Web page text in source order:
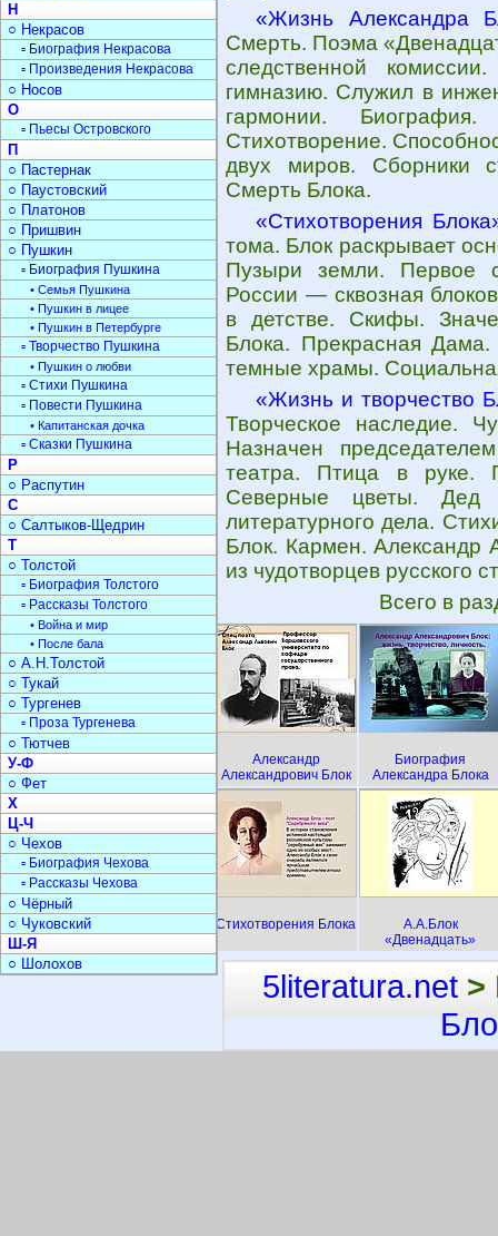
«Жизнь Александра
Смерть. Поэма
следственной
гимназию. Служил в
гармонии.
Стихотворение.
двух миров. Сборники
Смерть Блока.
«Стихотворения
тома. Блок раскрывает
Пузыри земли. Первое
России — сквозная
в детстве. Скифы.
Блока. Прекрасная
темные храмы.
«Жизнь и творчество
Творческое наследие.
Назначен
театра. Птица в руке.
Северные цветы. Дед
литературного дела.
Блок. Кармен. Александр
из чудотворцев русского
Всего в
Александр
Александрович Блок
Биография
Александра Блока
Стихотворения Блока
А.А.Блок
«Двенадцать»
Н
○ Некрасов
▫ Биография Некрасова
▫ Произведения Некрасова
○ Носов
О
▫ Пьесы Островского
П
○ Пастернак
○ Паустовский
○ Платонов
○ Пришвин
○ Пушкин
▫ Биография Пушкина
• Семья Пушкина
• Пушкин в лицее
• Пушкин в Петербурге
▫ Творчество Пушкина
• Пушкин о любви
▫ Стихи Пушкина
▫ Повести Пушкина
• Капитанская дочка
▫ Сказки Пушкина
Р
○ Распутин
С
○ Салтыков-Щедрин
Т
○ Толстой
▫ Биография Толстого
▫ Рассказы Толстого
• Война и мир
• После бала
○ А.Н.Толстой
○ Тукай
○ Тургенев
▫ Проза Тургенева
○ Тютчев
У-Ф
○ Фет
Х
Ц-Ч
○ Чехов
▫ Биография Чехова
▫ Рассказы Чехова
○ Чёрный
○ Чуковский
Ш-Я
○ Шолохов
5literatura.net >